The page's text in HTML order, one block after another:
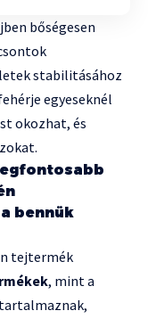
bőségesen
stabilitásához
egyeseknél
okozhat, és
bennük
tejtermék
, mint a